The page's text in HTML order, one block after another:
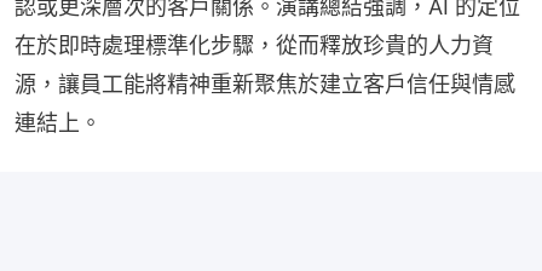
認或更深層次的客戶關係。演講總結強調，AI 的定位
在於即時處理標準化步驟，從而釋放珍貴的人力資
源，讓員工能將精神重新聚焦於建立客戶信任與情感
連結上。